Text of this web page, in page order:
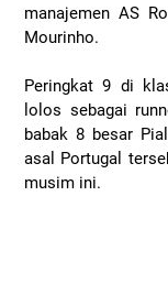
manajemen AS
Mourinho.
Peringkat 9 di
lolos sebagai
babak 8 besar
asal Portugal
musim ini.